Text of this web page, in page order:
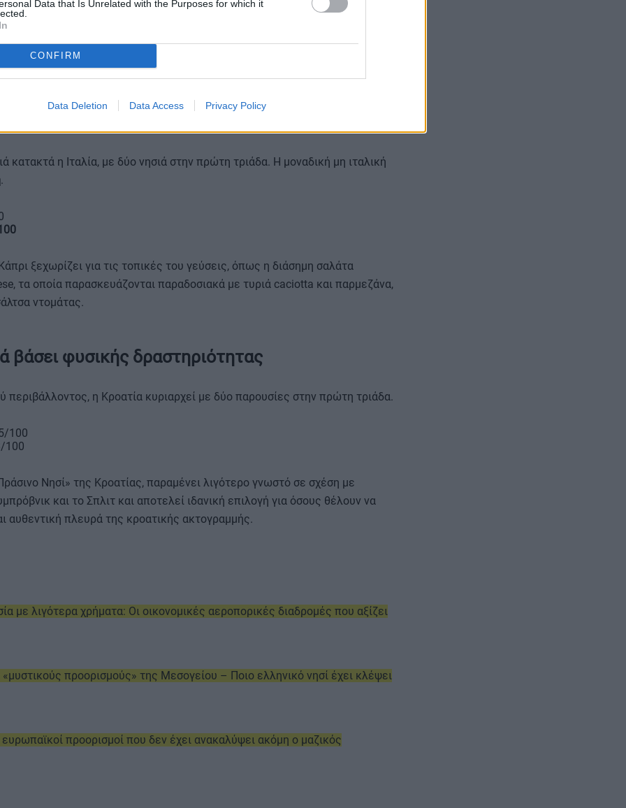
Data that Is Unrelated with the Purposes for which it
CONFIRM
Data Deletion Data Access Privacy Policy
τα Κανάρια Νησιά ως το κορυφαίο ευρωπαϊκό αρχιπέλαγος,
ιδανικά κλίμα, φυσικό περιβάλλον και ταξιδιωτικές υποδομές.
κουζίνας
κατακτά η Ιταλία, με δύο νησιά στην πρώτη τριάδα. Η μοναδική μη ιταλική
.
ξεχωρίζει για τις τοπικές του γεύσεις, όπως η διάσημη σαλάτα
τα οποία παρασκευάζονται παραδοσιακά με τυριά caciotta και παρμεζάνα,
ντομάτας.
βάσει φυσικής δραστηριότητας
περιβάλλοντος, η Κροατία κυριαρχεί με δύο παρουσίες στην πρώτη τριάδα.
100
100
Νησί» της Κροατίας, παραμένει λιγότερο γνωστό σε σχέση με
και το Σπλιτ και αποτελεί ιδανική επιλογή για όσους θέλουν να
αυθεντική πλευρά της κροατικής ακτογραμμής.
με λιγότερα χρήματα: Οι οικονομικές αεροπορικές διαδρομές που αξίζει
προορισμούς» της Μεσογείου – Ποιο ελληνικό νησί έχει κλέψει
προορισμοί που δεν έχει ανακαλύψει ακόμη ο μαζικός